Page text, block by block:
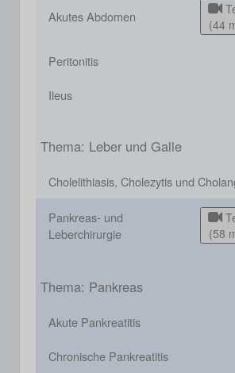
Akutes Abdomen
(44
Peritonitis
Ileus
Thema: Leber und Galle
Cholelithiasis, Cholezytis und
Pankreas- und
Leberchirurgie
(58
Thema: Pankreas
Akute Pankreatitis
Chronische Pankreatitis